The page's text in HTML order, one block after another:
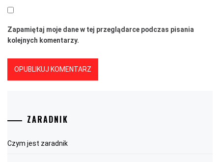
Zapamiętaj moje dane w tej przeglądarce podczas pisania
kolejnych komentarzy.
ZARADNIK
Czym jest zaradnik